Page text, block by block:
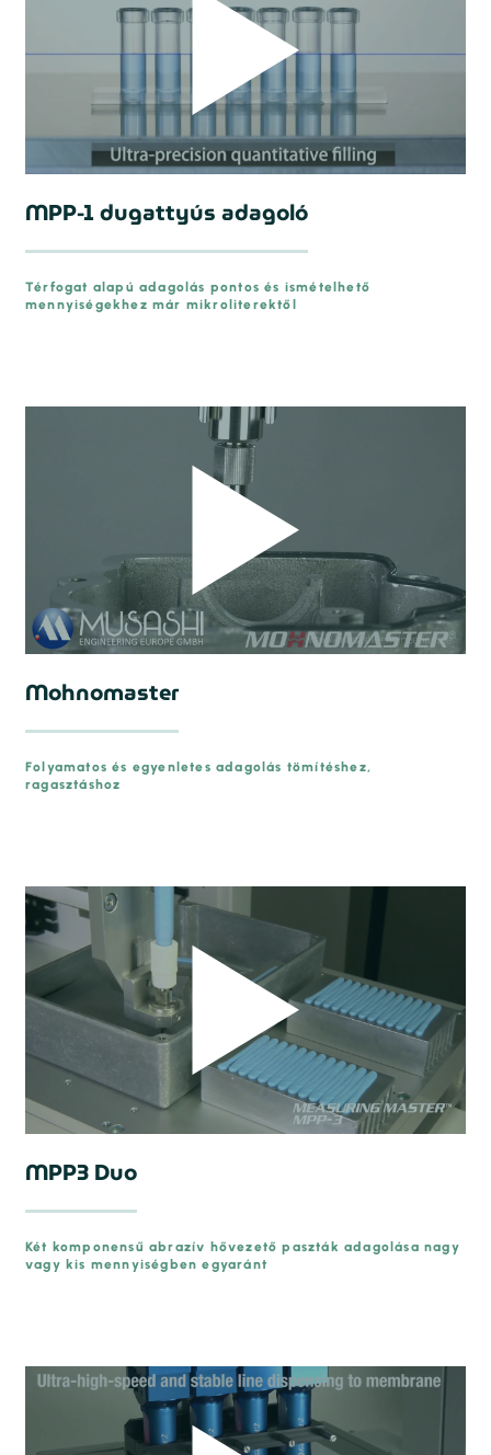
MPP-1 dugattyús adagoló
Térfogat alapú adagolás pontos és ismételhető
mennyiségekhez már mikroliterektől
Mohnomaster
Folyamatos és egyenletes adagolás tömítéshez,
ragasztáshoz
MPP3 Duo
Két komponensű abrazív hővezető paszták adagolása nagy
vagy kis mennyiségben egyaránt